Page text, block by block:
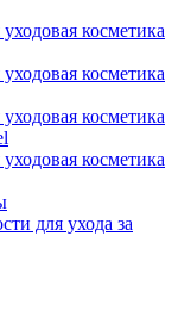
косметика
косметика
косметика
косметика
для ухода за